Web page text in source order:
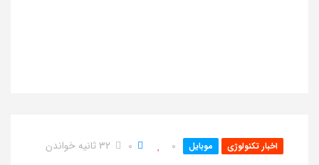
اخبار تکنولوژی موبایل 0
0 32 ثانیه خواندن